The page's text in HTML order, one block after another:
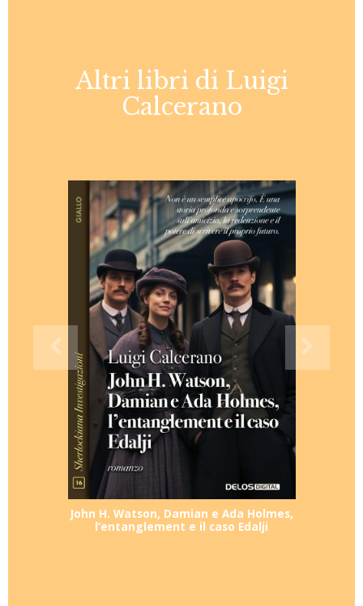
Altri libri di Luigi
Calcerano
John H. Watson, Damian e Ada Holmes,
l’entanglement e il caso Edalji